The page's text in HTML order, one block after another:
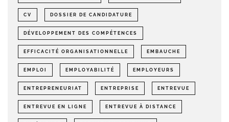
CV DOSSIER DE CANDIDATURE
DÉVELOPPEMENT DES COMPÉTENCES
EFFICACITÉ ORGANISATIONNELLE EMBAUCHE
EMPLOI EMPLOYABILITÉ EMPLOYEURS
ENTREPRENEURIAT ENTREPRISE ENTREVUE
ENTREVUE EN LIGNE ENTREVUE À DISTANCE